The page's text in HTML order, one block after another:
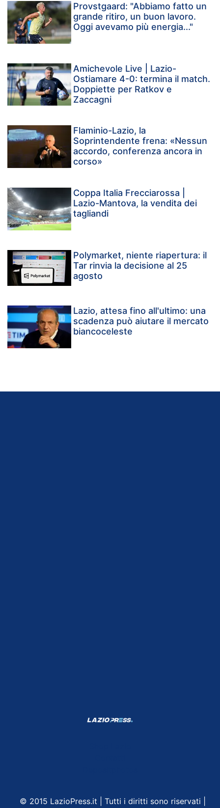
Provstgaard: "Abbiamo fatto un
grande ritiro, un buon lavoro.
Oggi avevamo più energia..."
Amichevole Live | Lazio-
Ostiamare 4-0: termina il match.
Doppiette per Ratkov e
Zaccagni
Flaminio-Lazio, la
Soprintendente frena: «Nessun
accordo, conferenza ancora in
corso»
Coppa Italia Frecciarossa |
Lazio-Mantova, la vendita dei
tagliandi
Polymarket, niente riapertura: il
Tar rinvia la decisione al 25
agosto
Lazio, attesa fino all'ultimo: una
scadenza può aiutare il mercato
biancoceleste
© 2015 LazioPress.it | Tutti i diritti sono riservati |